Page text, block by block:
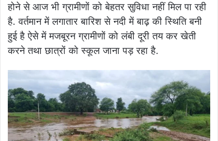
होने से आज भी ग्रामीणों को बेहतर सुविधा नहीं मिल पा रही
है. वर्तमान में लगातार बारिश से नदी में बाढ़ की स्थिति बनी
हुई है ऐसे में मजबूरन ग्रामीणों को लंबी दूरी तय कर खेती
करने तथा छात्रों को स्कूल जाना पड़ रहा है.